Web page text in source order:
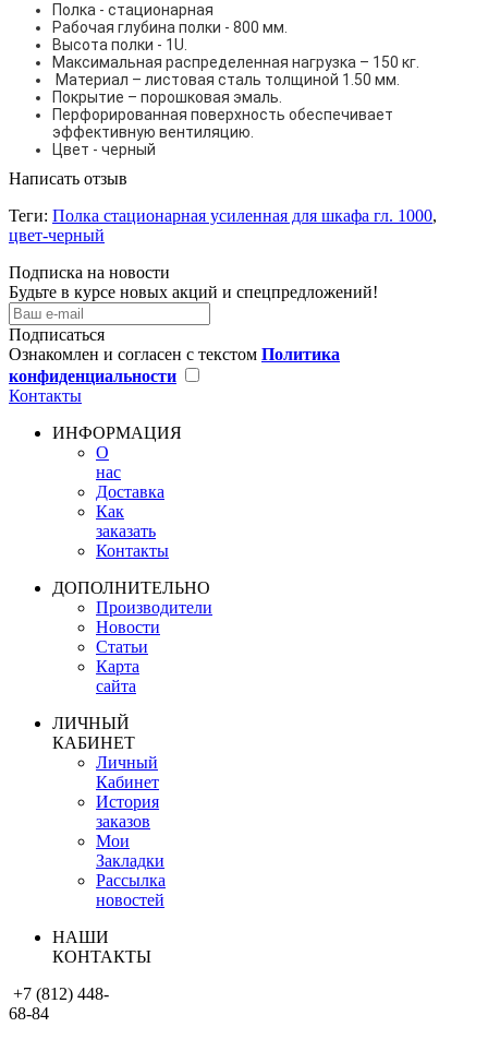
Полка - стационарная
Рабочая глубина полки - 800 мм.
Высота полки - 1U.
Максимальная распределенная нагрузка – 150 кг.
Материал – листовая сталь толщиной 1.50 мм.
Покрытие – порошковая эмаль.
Перфорированная поверхность обеспечивает
эффективную вентиляцию.
Цвет - черный
Написать отзыв
Теги: Полка стационарная усиленная для шкафа гл. 1000,
цвет-черный
Подписка на новости
Будьте в курсе новых акций и спецпредложений!
Подписаться
Ознакомлен и согласен с текстом Политика
конфиденциальности
Контакты
ИНФОРМАЦИЯ
О
нас
Доставка
Как
заказать
Контакты
ДОПОЛНИТЕЛЬНО
Производители
Новости
Статьи
Карта
сайта
ЛИЧНЫЙ
КАБИНЕТ
Личный
Кабинет
История
заказов
Мои
Закладки
Рассылка
новостей
НАШИ
КОНТАКТЫ
+7 (812) 448-
68-84